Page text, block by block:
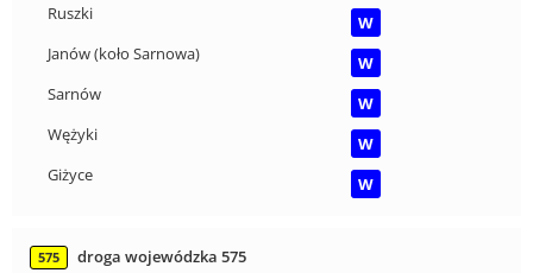
Ruszki
W
Janów (koło Sarnowa)
W
Sarnów
W
Wężyki
W
Giżyce
W
575
droga wojewódzka 575